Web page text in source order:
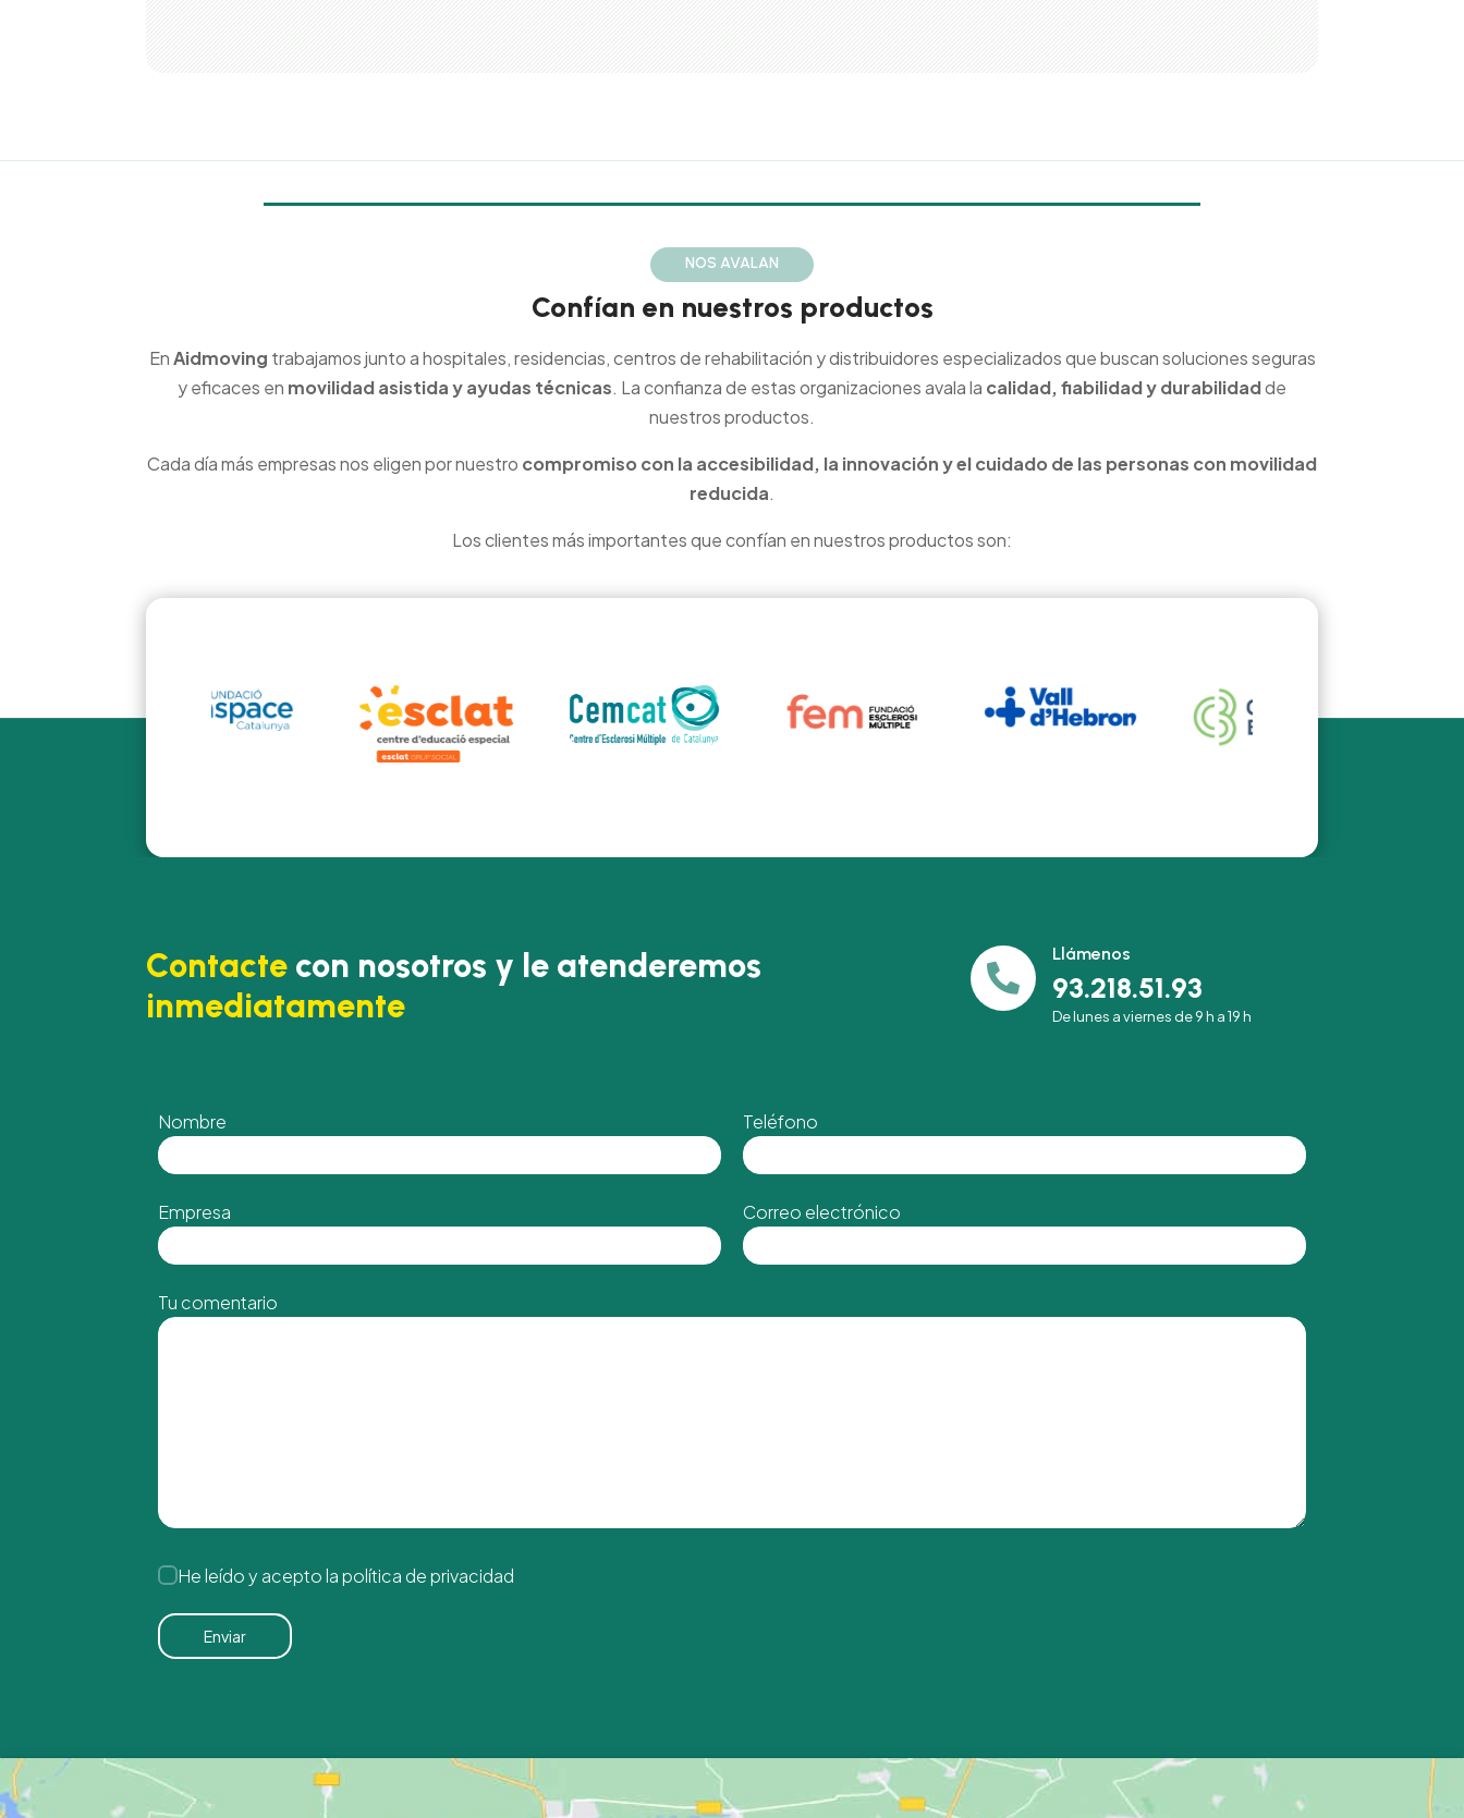
NOS AVALAN
Confían en nuestros productos
EnAidmoving trabajamos junto a hospitales, residencias, centros de rehabilitación y distribuidores especializados que buscan soluciones seguras
y eficaces en movilidad asistida y ayudas técnicas. La confianza de estas organizaciones avala la calidad, fiabilidad y durabilidadde
nuestros productos.
Cada día más empresas nos eligen por nuestro compromiso con la accesibilidad, la innovación y el cuidado de las personas con movilidad
reducida.
Los clientes más importantes que confían en nuestros productos son:
Contacte con nosotros y le atenderemos
inmediatamente

Llámenos
93.218.51.93
De lunes a viernes de 9 h a 19 h
Nombre Teléfono
Empresa Correo electrónico
Tu comentario
He leído y acepto lapolítica de privacidad